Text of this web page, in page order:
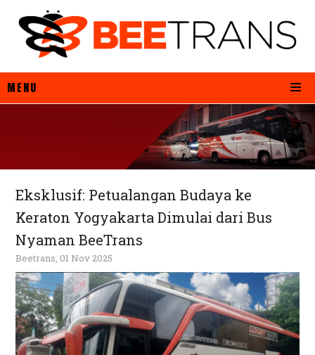
MENU
Eksklusif: Petualangan Budaya ke
Keraton Yogyakarta Dimulai dari Bus
Nyaman BeeTrans
Beetrans, 01 Nov 2025